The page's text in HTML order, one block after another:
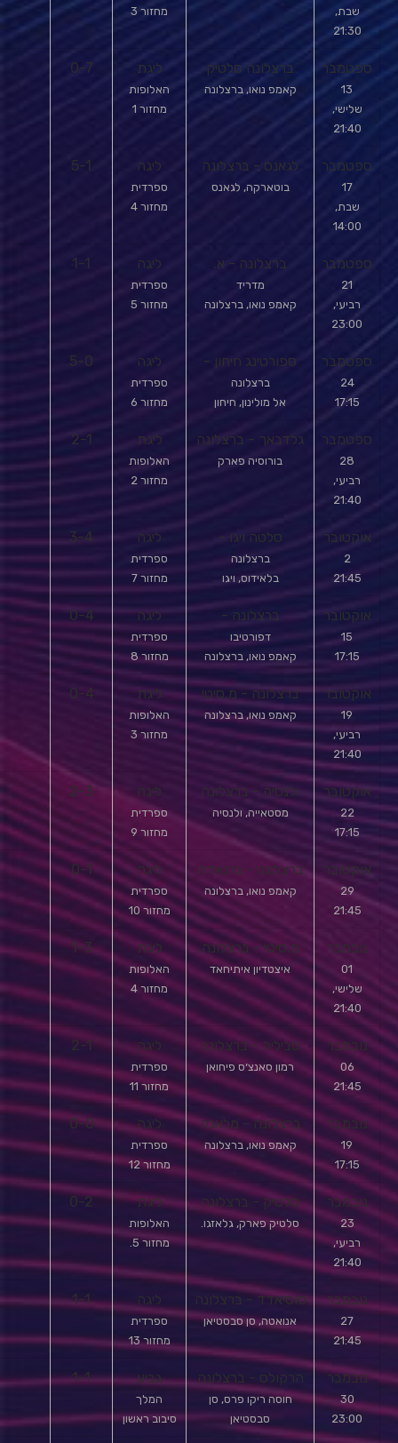
שבת,
21:30
מחזור 3
ספטמבר
13
שלישי,
21:40
ברצלונה סלטיק
קאמפ נואו, ברצלונה
ליגת
האלופות
מחזור 1
0-7
ספטמבר
17
שבת,
14:00
לגאנס - ברצלונה
בוטארקה, לגאנס
ליגה
ספרדית
מחזור 4
5-1
ספטמבר
21
רביעי,
23:00
ברצלונה - א.
מדריד
קאמפ נואו, ברצלונה
ליגה
ספרדית
מחזור 5
1-1
ספטמבר
24
17:15
ספורטינג חיחון -
ברצלונה
אל מולינון, חיחון
ליגה
ספרדית
מחזור 6
5-0
ספטמבר
28
רביעי,
21:40
גלדבאך - ברצלונה
בורוסיה פארק
ליגת
האלופות
מחזור 2
2-1
אוקטובר
2
21:45
סלטה ויגו -
ברצלונה
בלאידוס, ויגו
ליגה
ספרדית
מחזור 7
3-4
אוקטובר
15
17:15
ברצלונה -
דפורטיבו
קאמפ נואו, ברצלונה
ליגה
ספרדית
מחזור 8
0-4
אוקטובר
19
רביעי,
21:40
ברצלונה - מ.סיטי
קאמפ נואו, ברצלונה
ליגת
האלופות
מחזור 3
0-4
אוקטובר
22
17:15
ולנסיה - ברצלונה
מסטאייה, ולנסיה
ליגה
ספרדית
מחזור 9
2-3
אוקטובר
29
21:45
ברצלונה - גרנאדה
קאמפ נואו, ברצלונה
ליגה
ספרדית
מחזור 10
0-1
נובמבר
01
שלישי,
21:40
מ.סיטי - ברצלונה
איצטדיון איתיחאד
ליגת
האלופות
מחזור 4
1-3
נובמבר
06
21:45
סביליה - ברצלונה
רמון סאנצ׳ס פיחואן
ליגה
ספרדית
מחזור 11
2-1
נובמבר
19
17:15
ברצלונה - מלאגה
קאמפ נואו, ברצלונה
ליגה
ספרדית
מחזור 12
0-0
נובמבר
23
רביעי,
21:40
סלטיק - ברצלונה
סלטיק פארק, גלאזגו.
ליגת
האלופות
מחזור 5.
0-2
נובמבר
27
21:45
סוסיאדד - ברצלונה
אנואטה, סן סבסטיאן
ליגה
ספרדית
מחזור 13
1-1
נובמבר
30
23:00
הרקולס - ברצלונה
חוסה ריקו פרס, סן
סבסטיאן
גביע
המלך
סיבוב ראשון
1-1